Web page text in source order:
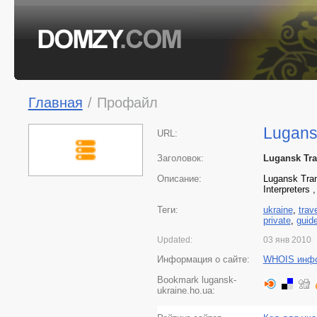
Главная / Профайл
URL:
Заголовок:
Lugansk
Описание:
Lugansk
Interpreters
Теги:
ukraine,
private,
Updated: 03 янв 2010
Информация о сайте:
WHOIS
Bookmark lugansk-
ukraine.ho.ua: